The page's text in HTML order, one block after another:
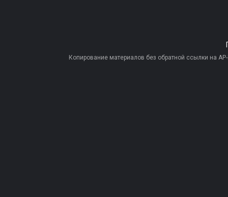
Копирование материалов без обратной ссылки на